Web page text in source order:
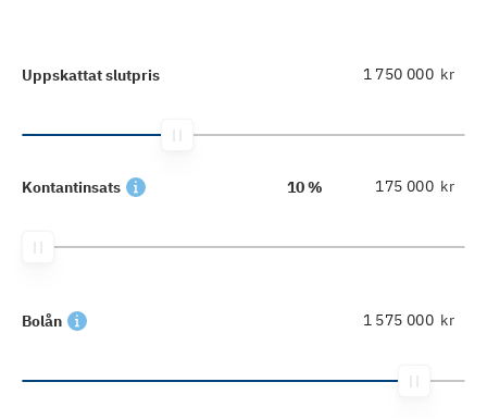
Uppskattat slutpris kr
Kontantinsats 10 % kr
Bolån kr